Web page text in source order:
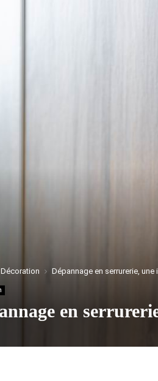
Décoration Dépannage en serrurerie,
en